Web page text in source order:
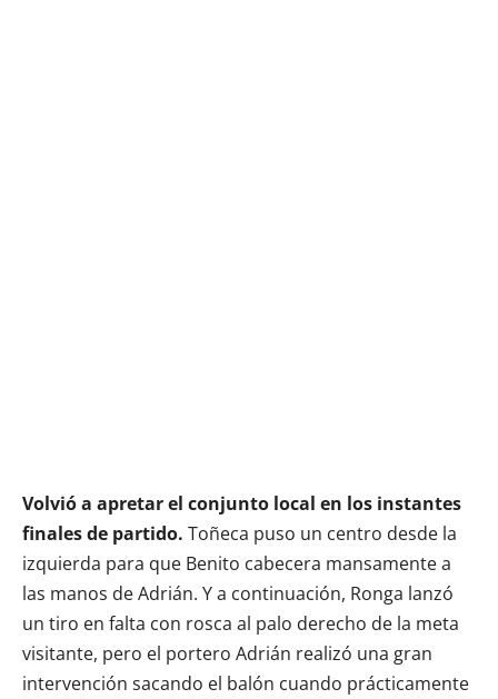
Volvió a apretar el conjunto local en los instantes
finales de partido. Toñeca puso un centro desde la
izquierda para que Benito cabecera mansamente a
las manos de Adrián. Y a continuación, Ronga lanzó
un tiro en falta con rosca al palo derecho de la meta
visitante, pero el portero Adrián realizó una gran
intervención sacando el balón cuando prácticamente